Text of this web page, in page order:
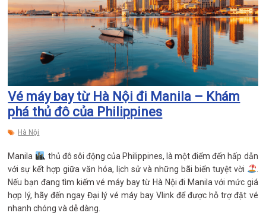
Vé máy bay từ Hà Nội đi Manila – Khám
phá thủ đô của Philippines
Hà Nội
Manila
, thủ đô sôi động của Philippines, là một điểm đến hấp dẫn
với sự kết hợp giữa văn hóa, lịch sử và những bãi biển tuyệt vời
Nếu bạn đang tìm kiếm vé máy bay từ Hà Nội đi Manila với mức giá
hợp lý, hãy đến ngay Đại lý vé máy bay Vlink để được hỗ trợ đặt vé
nhanh chóng và dễ dàng.